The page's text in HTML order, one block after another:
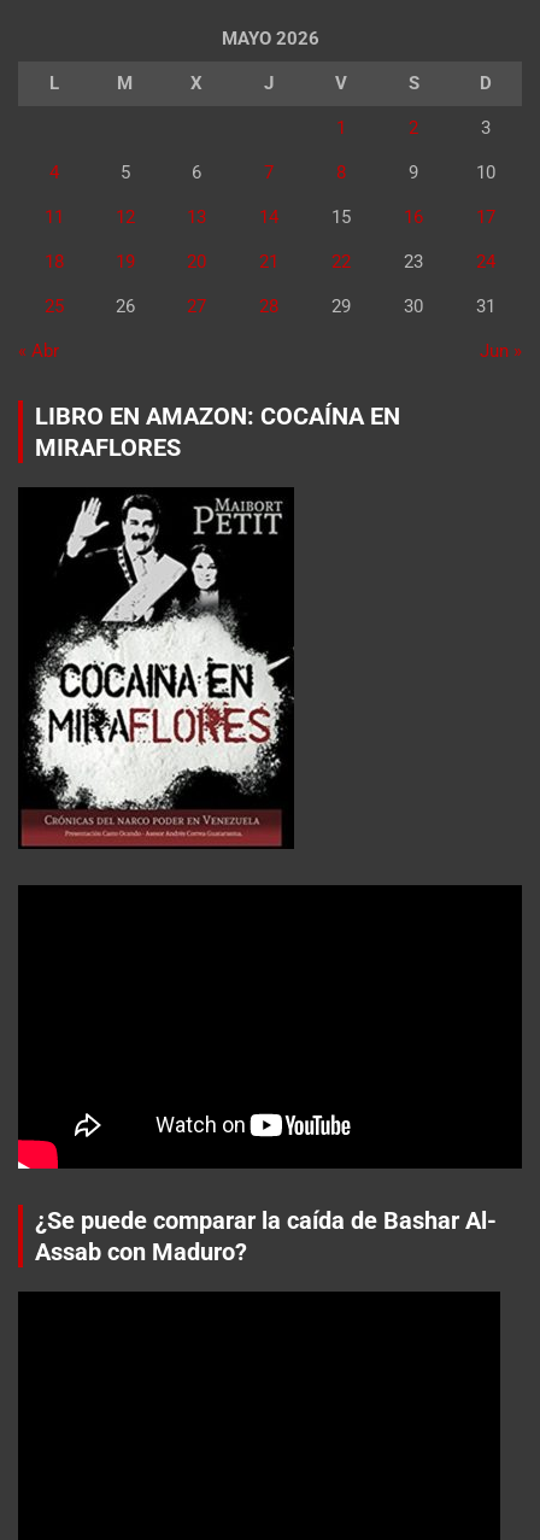
MAYO 2026
L M X J V S D
1 2 3
4 5 6 7 8 9 10
11 12 13 14 15 16 17
18 19 20 21 22 23 24
25 26 27 28 29 30 31
« Abr Jun »
LIBRO EN AMAZON: COCAÍNA EN
MIRAFLORES
¿Se puede comparar la caída de Bashar Al-
Assab con Maduro?